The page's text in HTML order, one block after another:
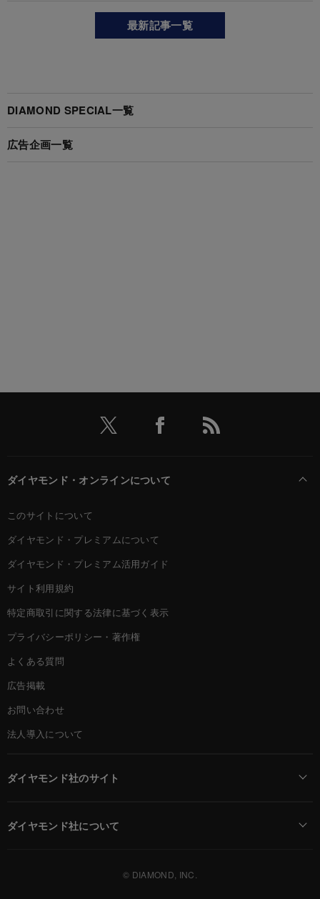
最新記事一覧
DIAMOND SPECIAL一覧
広告企画一覧
ダイヤモンド・オンラインについて
このサイトについて
ダイヤモンド・プレミアムについて
ダイヤモンド・プレミアム活用ガイド
サイト利用規約
特定商取引に関する法律に基づく表示
プライバシーポリシー・著作権
よくある質問
広告掲載
お問い合わせ
法人導入について
ダイヤモンド社のサイト
ダイヤモンド社について
© DIAMOND, INC.